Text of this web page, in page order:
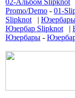
Promo/Demo - 01-
Slipknot |
Юзербар Slipknot |
Юзербары -